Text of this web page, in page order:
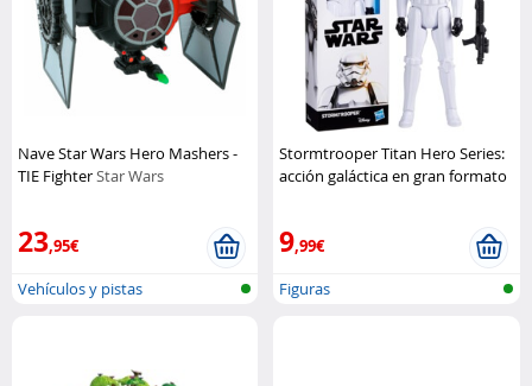
Nave Star Wars Hero Mashers -
TIE FighterStar Wars
23,95€
Vehículos y pistas
Stormtrooper Titan Hero Series:
acción galáctica en gran formato
9,99€
Figuras